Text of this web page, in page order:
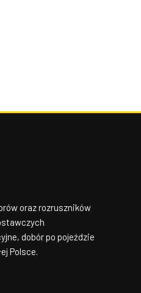
oraz rozruszników
dobór po pojeździe
Polsce.